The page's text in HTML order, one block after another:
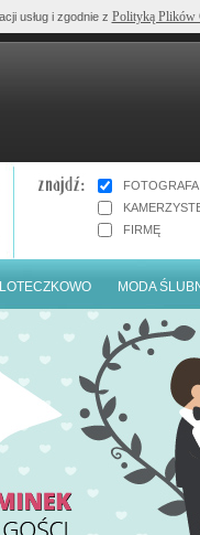
FOTOGRAFA
FIRMĘ
MODA
usług i zgodnie z Polityką Plików